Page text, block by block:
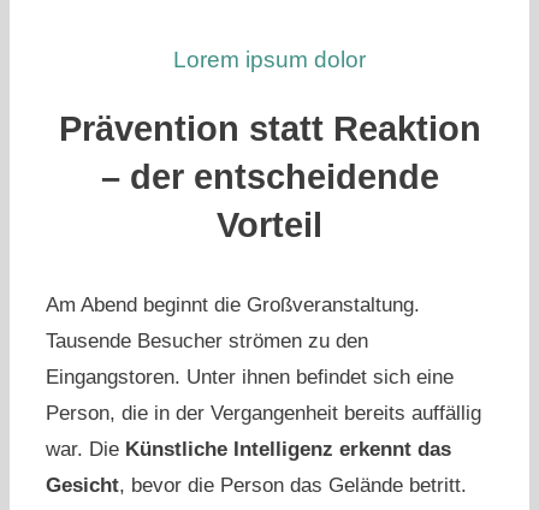
Lorem ipsum dolor
Prävention statt Reaktion
– der entscheidende
Vorteil
Am Abend beginnt die Großveranstaltung.
Tausende Besucher strömen zu den
Eingangstoren. Unter ihnen befindet sich eine
Person, die in der Vergangenheit bereits auffällig
war. Die Künstliche Intelligenz erkennt das
Gesicht, bevor die Person das Gelände betritt.